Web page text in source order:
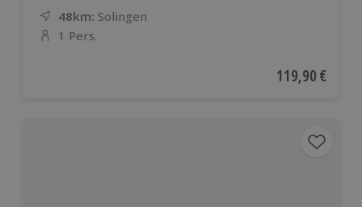
48km: Entfernung
Standort
Solingen
Anzahl der Teilnehmer
1 Pers.
Aktueller Preis
119,90 €